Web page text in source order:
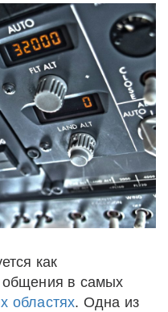
как
общения в самых
областях. Одна из